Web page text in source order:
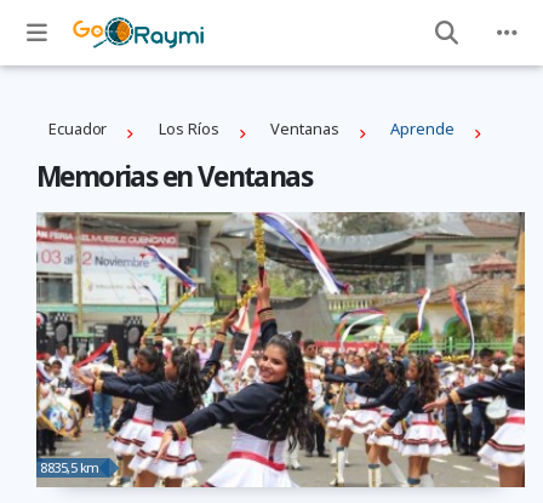
Ecuador Los Ríos Ventanas Aprende
Memorias en Ventanas
8835,5 km